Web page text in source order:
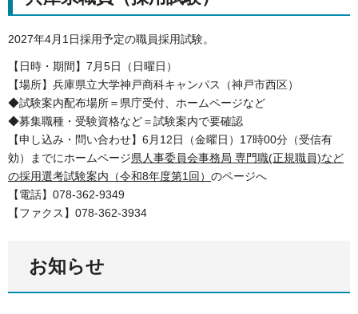
2027年4月1日採用予定の職員採用試験。
【日時・期間】7月5日（日曜日）
【場所】兵庫県立大学神戸商科キャンパス（神戸市西区）
◆試験案内配布場所＝県庁受付、ホームページなど
◆募集職種・受験資格など＝試験案内で要確認
【申し込み・問い合わせ】6月12日（金曜日）17時00分（受信有
効）までにホームページ県人事委員会事務局 専門職(正規職員)など
の採用選考試験案内（令和8年度第1回） のページへ
【電話】078-362-9349
【ファクス】078-362-3934
お知らせ